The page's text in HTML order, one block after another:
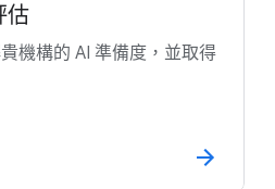
估
機構的 AI 準備度，並取得